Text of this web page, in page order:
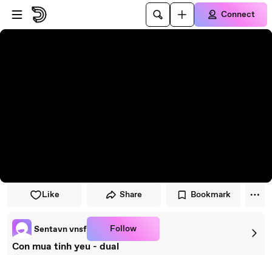
Skip to player
Skip to main content
Connect
Like Share Bookmark
Sentavn vnsf Follow
Con mua tinh yeu - dual